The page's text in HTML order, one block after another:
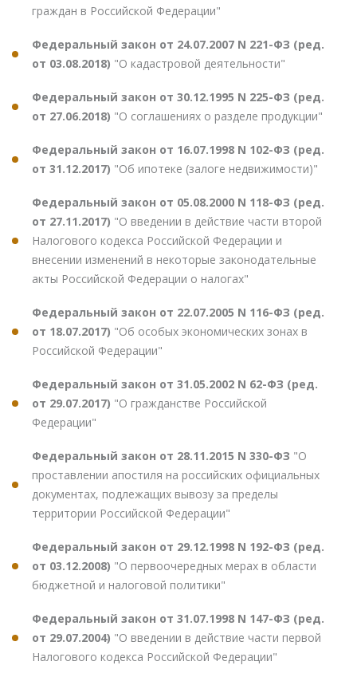
граждан в Российской Федерации"
Федеральный закон от 24.07.2007 N 221-ФЗ (ред.
от 03.08.2018) "О кадастровой деятельности"
Федеральный закон от 30.12.1995 N 225-ФЗ (ред.
от 27.06.2018) "О соглашениях о разделе продукции"
Федеральный закон от 16.07.1998 N 102-ФЗ (ред.
от 31.12.2017) "Об ипотеке (залоге недвижимости)"
Федеральный закон от 05.08.2000 N 118-ФЗ (ред.
от 27.11.2017) "О введении в действие части второй
Налогового кодекса Российской Федерации и
внесении изменений в некоторые законодательные
акты Российской Федерации о налогах"
Федеральный закон от 22.07.2005 N 116-ФЗ (ред.
от 18.07.2017) "Об особых экономических зонах в
Российской Федерации"
Федеральный закон от 31.05.2002 N 62-ФЗ (ред.
от 29.07.2017) "О гражданстве Российской
Федерации"
Федеральный закон от 28.11.2015 N 330-ФЗ "О
проставлении апостиля на российских официальных
документах, подлежащих вывозу за пределы
территории Российской Федерации"
Федеральный закон от 29.12.1998 N 192-ФЗ (ред.
от 03.12.2008) "О первоочередных мерах в области
бюджетной и налоговой политики"
Федеральный закон от 31.07.1998 N 147-ФЗ (ред.
от 29.07.2004) "О введении в действие части первой
Налогового кодекса Российской Федерации"